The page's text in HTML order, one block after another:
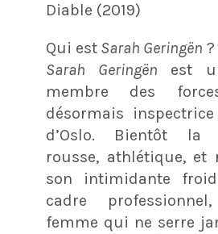
Diable (2019)
Qui estSarah Geringën ?
Sarah Geringën est
membre des
désormais
d’Oslo. Bientôt la
rousse, athlétique, et
son intimidante
cadre
femme qui ne serre